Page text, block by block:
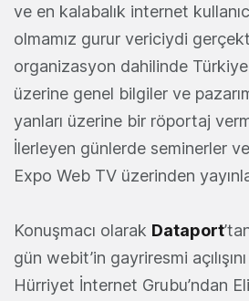
ve en kalabalık internet
olmamız gurur vericiydi
organizasyon dahilinde
üzerine genel bilgiler ve
yanları üzerine bir röportaj
İlerleyen günlerde seminerler
Expo Web TV üzerinden
Konuşmacı olarak Dataport
gün webit’in gayriresmi
Hürriyet İnternet Grubu’ndan